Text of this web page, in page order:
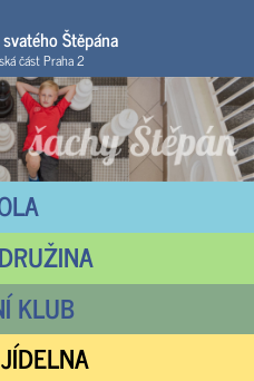
Štěpána
část Praha 2
KLUB